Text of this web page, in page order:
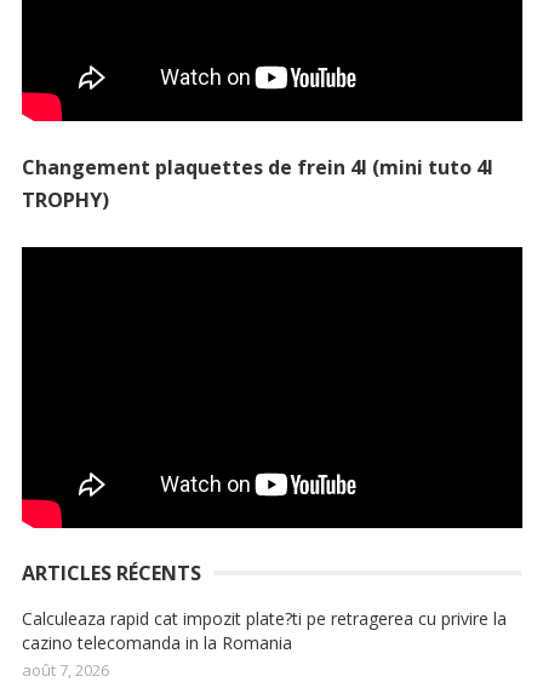
Changement plaquettes de frein 4l (mini tuto 4l
TROPHY)
ARTICLES RÉCENTS
Calculeaza rapid cat impozit plate?ti pe retragerea cu privire la
cazino telecomanda in la Romania
août 7, 2026